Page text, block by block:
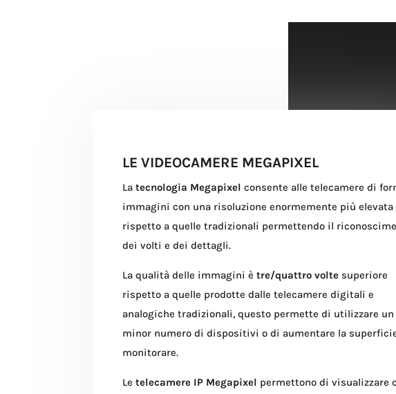
LE VIDEOCAMERE MEGAPIXEL
Latecnologia Megapixel consente alle telecamere di
immagini con una risoluzione enormemente più elevata
rispetto a quelle tradizionali permettendo il
dei volti e dei dettagli.
La qualità delle immagini ètre/quattro volte superiore
rispetto a quelle prodotte dalle telecamere digitali e
analogiche tradizionali, questo permette di utilizzare un
minor numero di dispositivi o di aumentare la
monitorare.
Letelecamere IP Megapixel permettono di visualizzare